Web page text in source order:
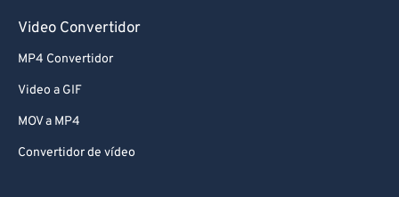
Video Convertidor
MP4 Convertidor
Video a GIF
MOV a MP4
Convertidor de vídeo